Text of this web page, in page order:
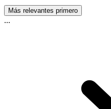
Más relevantes primero
...